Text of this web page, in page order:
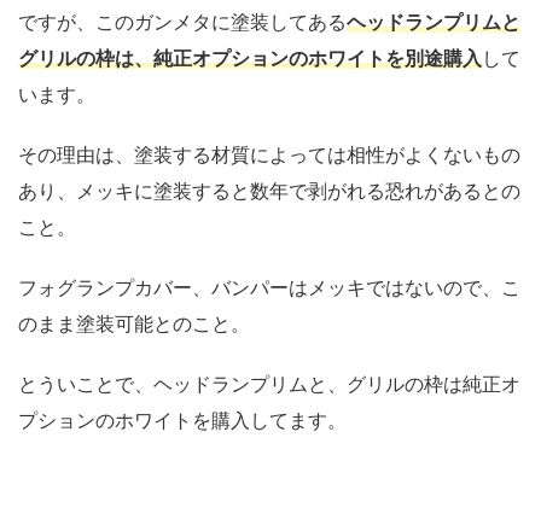
ですが、このガンメタに塗装してあるヘッドランプリムと
グリルの枠は、純正オプションのホワイトを別途購入して
います。
その理由は、塗装する材質によっては相性がよくないもの
あり、メッキに塗装すると数年で剥がれる恐れがあるとの
こと。
フォグランプカバー、バンパーはメッキではないので、こ
のまま塗装可能とのこと。
とういことで、ヘッドランプリムと、グリルの枠は純正オ
プションのホワイトを購入してます。